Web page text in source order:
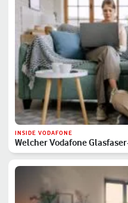
INSIDE VODAFONE
Welcher Vodafone